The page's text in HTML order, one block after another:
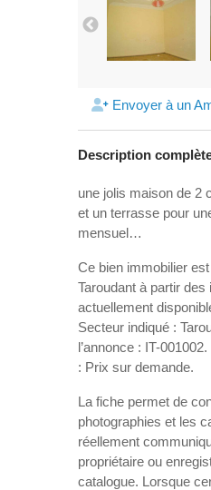
Envoyer à un
Description
une jolis maison de 2
et un terrasse pour
mensuel…
Ce bien immobilier
Taroudant à partir des
actuellement
Secteur indiqué :
l’annonce : IT-
: Prix sur demande.
La fiche permet de
photographies et les
réellement
propriétaire ou
catalogue. Lorsque